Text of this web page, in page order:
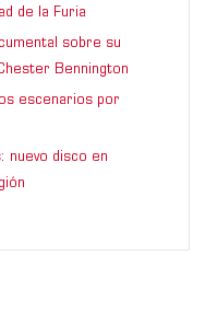
de la Furia
sobre su
Bennington
escenarios por
nuevo disco en